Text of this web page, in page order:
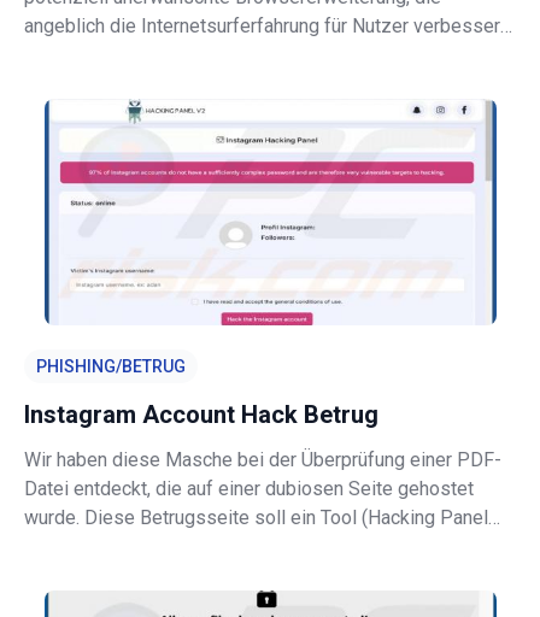
angeblich die Internetsurferfahrung für Nutzer verbessert,
nützlich erscheinen mag, so
PHISHING/BETRUG
Instagram Account Hack Betrug
Wir haben diese Masche bei der Überprüfung einer PDF-
Datei entdeckt, die auf einer dubiosen Seite gehostet
wurde. Diese Betrugsseite soll ein Tool (Hacking Panel
weitergeleitet. Es ist se